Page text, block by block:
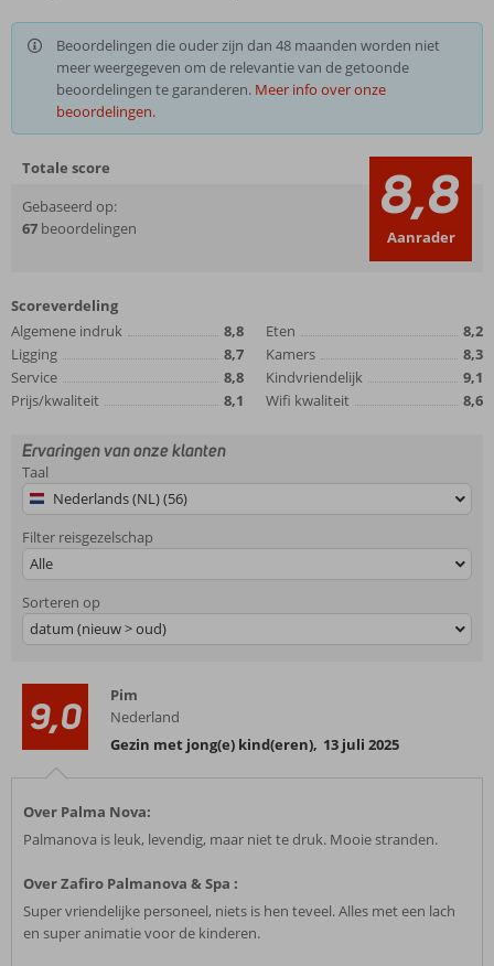
Beoordelingen die ouder zijn dan 48 maanden worden niet
meer weergegeven om de relevantie van de getoonde
beoordelingen te garanderen. Meer info over onze
beoordelingen.
Totale score
Gebaseerd op:
67 beoordelingen 8,8
Aanrader
Scoreverdeling
Algemene indruk
8,8
Ligging
8,7
Service
8,8
Prijs/kwaliteit
8,1
Eten
8,2
Kamers
8,3
Kindvriendelijk
9,1
Wifi kwaliteit
8,6
Ervaringen van onze klanten
Taal
Nederlands (NL) (56)
Filter reisgezelschap
Alle
Sorteren op
datum (nieuw > oud)
9,0
Pim
Nederland
Gezin met jong(e) kind(eren), 13 juli 2025
Over Palma Nova:
Palmanova is leuk, levendig, maar niet te druk. Mooie stranden.
Over Zafiro Palmanova & Spa :
Super vriendelijke personeel, niets is hen teveel. Alles met een lach
en super animatie voor de kinderen.